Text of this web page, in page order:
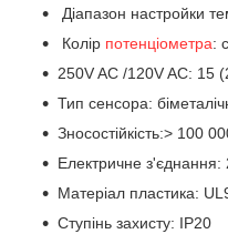
Діапазон настройки
Колір потенціометра:
250V AC /120V AC: 15
Тип сенсора:
Зносостійкість:> 100
Електричне
Матеріал пластика:
Ступінь захисту: IP20